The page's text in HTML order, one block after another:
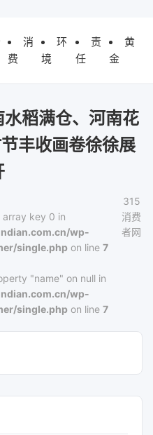
消
费
环
境
责
任
黄
金
稻满仓、河南花
丰收画卷徐徐展
array key 0 in
wp-
single.php on line7
"name" on null in
wp-
single.php on line7
315
消费
者网